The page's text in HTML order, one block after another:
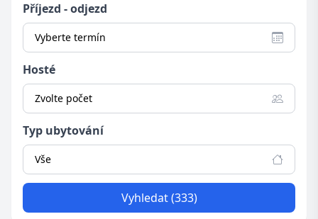
Příjezd - odjezd
Vyberte termín
Hosté
Zvolte počet
Typ ubytování
Vše
Vyhledat (333)